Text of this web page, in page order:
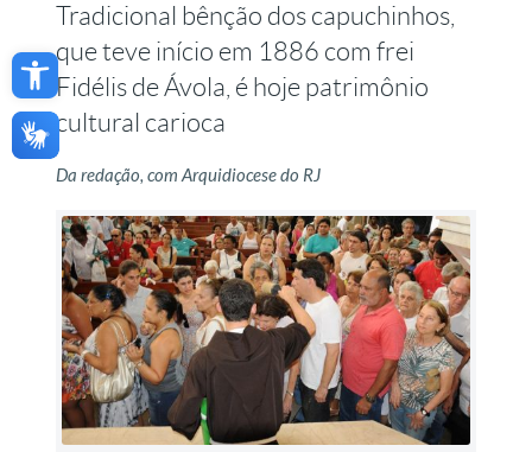
Open toolbar
Tradicional bênção dos capuchinhos,
que teve início em 1886 com frei
Fidélis de Ávola, é hoje patrimônio
cultural carioca
Da redação, com Arquidiocese do RJ